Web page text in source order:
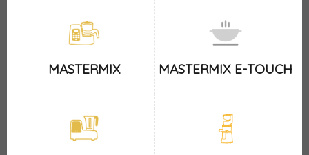
MASTERMIX MASTERMIX E-TOUCH